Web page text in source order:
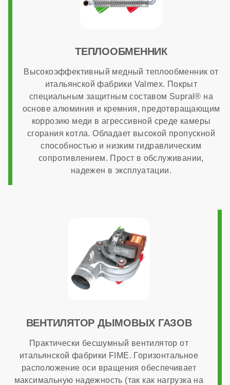
МОНТАЖ И НАСТРОЙКА
Работа на сжиженном газе
опционально
Способ монтажа
закрытая
60x100 мм
Диаметр патрубков отопления (резьба)
ТЕПЛООБМЕННИК
Высокоэффективный медный теплообменник от
итальянской фабрики Valmex. Покрыт
специальным защитным составом Supral® на
основе алюминия и кремния, предотвращающим
коррозию меди в агрессивной среде камеры
сгорания котла. Обладает высокой пропускной
способностью и низким гидравлическим
сопротивлением. Прост в обслуживании,
надежен в эксплуатации.
ВЕНТИЛЯТОР ДЫМОВЫХ ГАЗОВ
Практически бесшумный вентилятор от
итальянской фабрики FIME. Горизонтальное
расположение оси вращения обеспечивает
максимальную надежность (так как нагрузка на